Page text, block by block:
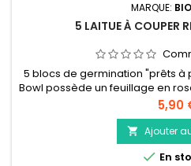
MARQUE:
5 LAITUE À COUPER
5 blocs de germination "prêts à
Bowl possède un feuillage en
des feuilles très découpées et
celles de la feuille de
principalement crue dans une
pouvez aussi la
Prix
5,90
 Ajouter
 En